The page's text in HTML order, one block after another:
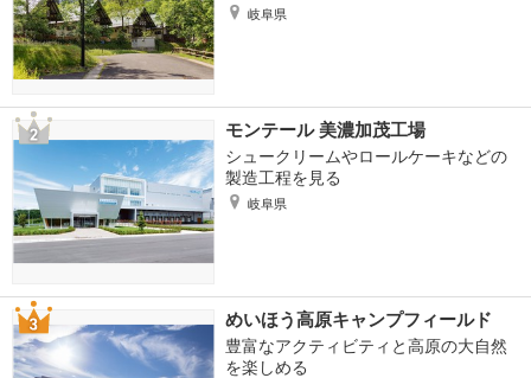
岐阜県
モンテール 美濃加茂工場
シュークリームやロールケーキなどの
製造工程を見る
岐阜県
めいほう高原キャンプフィールド
豊富なアクティビティと高原の大自然
を楽しめる